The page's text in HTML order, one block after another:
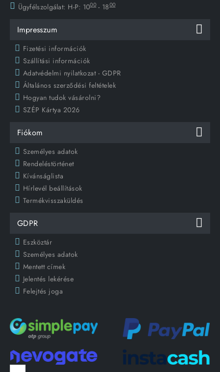
Ügyfélszolgálat: H-P: 1000 - 1800
Impresszum
Fizetési információk
Szállítási információk
Adatvédelmi nyilatkozat - GDPR
Általános szerződési feltételek
Hogyan tudok vásárolni?
SZÉP Kártya 2026
Fiókom
Személyes adatok
Rendeléstörténet
Kívánságlista
Hírlevél beállítások
Termékvisszaküldés
GDPR
Eszköztár
Személyes adatok
Mentett címek
Jelentés lekérése
Felejtés joga